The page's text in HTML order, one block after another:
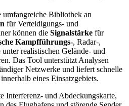
umfangreiche Bibliothek an
für Verteidigungs- und
können die Signalstärke für
Kampfführungs-, Radar-,
realistischen Gelände- und
Das Tool unterstützt Analysen
Netzwerke und liefert schnelle
innerhalb eines Einsatzgebiets.